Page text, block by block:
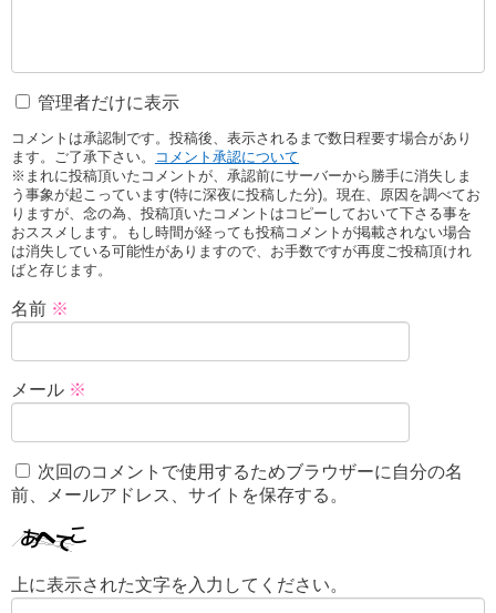
管理者だけに表示
コメントは承認制です。投稿後、表示されるまで数日程要す場合があり
ます。ご了承下さい。
コメント承認について
※まれに投稿頂いたコメントが、承認前にサーバーから勝手に消失しま
う事象が起こっています(特に深夜に投稿した分)。現在、原因を調べてお
りますが、念の為、投稿頂いたコメントはコピーしておいて下さる事を
おススメします。もし時間が経っても投稿コメントが掲載されない場合
は消失している可能性がありますので、お手数ですが再度ご投稿頂けれ
ばと存じます。
名前 ※
メール ※
次回のコメントで使用するためブラウザーに自分の名
前、メールアドレス、サイトを保存する。
上に表示された文字を入力してください。